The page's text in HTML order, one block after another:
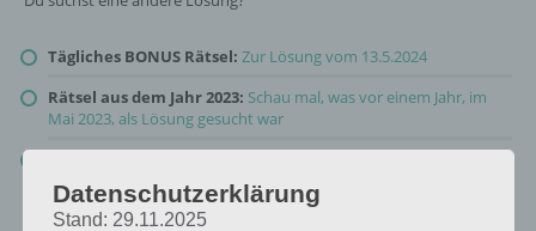
Tägliches BONUS Rätsel: Zur Lösung vom 13.5.2024
Rätsel aus dem Jahr 2023: Schau mal, was vor einem Jahr, im
Mai 2023, als Lösung gesucht war
Märchenwelt im Mai 2024 !
Datenschutzerklärung
Stand: 29.11.2025